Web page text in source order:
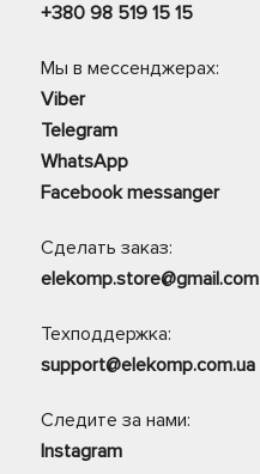
+380 98 519 15 15
Мы в мессенджерах:
Viber
Telegram
WhatsApp
Facebook messanger
Сделать заказ:
elekomp.store@gmail.com
Техподдержка:
support@elekomp.com.ua
Следите за нами:
Instagram